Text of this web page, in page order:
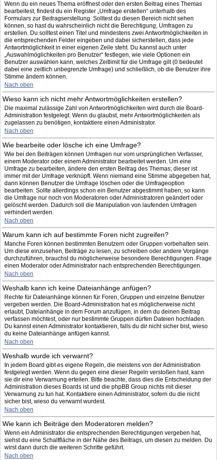
Wenn du ein neues Thema eröffnest oder den ersten Beitrag eines Themas
bearbeitest, findest du ein Register „Umfrage erstellen“ unterhalb des
Formulars zur Beitragserstellung. Solltest du diesen Bereich nicht sehen
können, so hast du wahrscheinlich nicht die Berechtigung, Umfragen zu
erstellen. Du solltest einen Titel und mindestens zwei Antwortmöglichkeiten in
die entsprechenden Felder eingeben und dabei sicherstellen, dass jede
Antwortmöglichkeit in einer eigenen Zeile steht. Du kannst auch unter
„Auswahlmöglichkeiten pro Benutzer“ festlegen, wie viele Optionen ein
Benutzer auswählen kann, welches Zeitlimit für die Umfrage gilt (0 bedeutet
dabei eine zeitlich unbegrenzte Umfrage) und schließlich, ob die Benutzer ihre
Stimme ändern können.
Nach oben
Wieso kann ich nicht mehr Antwortmöglichkeiten erstellen?
Die maximal zulässige Zahl von Antwortmöglichkeiten wird durch die Board-
Administration festgelegt. Wenn du glaubst, mehr Antwortmöglichkeiten als
zugelassen zu benötigen, kontaktiere einen Administrator.
Nach oben
Wie bearbeite oder lösche ich eine Umfrage?
Wie bei den Beiträgen können Umfragen nur vom ursprünglichen Verfasser,
einem Moderator oder einem Administrator bearbeitet werden. Um eine
Umfrage zu bearbeiten, ändere den ersten Beitrag des Themas; dieser ist
immer mit der Umfrage verknüpft. Wenn niemand eine Stimme abgegeben hat,
dann können Benutzer die Umfrage löschen oder die Umfrageoption
bearbeiten. Sollte allerdings schon ein Benutzer abgestimmt haben, so kann
die Umfrage nur noch von Moderatoren oder Administratoren geändert oder
gelöscht werden. Dadurch soll die Manipulation von laufenden Umfragen
verhindert werden.
Nach oben
Warum kann ich auf bestimmte Foren nicht zugreifen?
Manche Foren können bestimmten Benutzern oder Gruppen vorbehalten sein.
Um diese einzusehen, Beiträge zu lesen, zu schreiben oder andere Vorgänge
durchzuführen, brauchst du möglicherweise besondere Berechtigungen. Frage
einen Moderator oder Administrator nach entsprechenden Berechtigungen.
Nach oben
Weshalb kann ich keine Dateianhänge anfügen?
Rechte für Dateianhänge können für Foren, Gruppen und einzelne Benutzer
vergeben werden. Die Board-Administration hat es möglicherweise nicht
erlaubt, Dateianhänge in dem Forum anzufügen, in dem du deinen Beitrag
verfassen möchtest, oder nur bestimmte Gruppen dürfen Dateien hochladen.
Du kannst einen Administrator kontaktieren, falls du dir nicht sicher bist, wieso
du keine Dateianhänge anfügen kannst.
Nach oben
Weshalb wurde ich verwarnt?
In jedem Board gibt es eigene Regeln, die meistens von der Administration
festgelegt werden. Wenn du gegen eine dieser Regeln verstoßen hast, kann
sie dir eine Verwarnung erteilen. Bitte beachte, dass dies die Entscheidung der
Administration dieses Boards ist und die phpBB Group nichts mit dieser
Verwarnung zu tun hat. Kontaktiere einen Administrator, sofern du die nicht
sicher bist, wieso du verwarnt wurdest.
Nach oben
Wie kann ich Beiträge den Moderatoren melden?
Wenn ein Administrator die entsprechenden Berechtigungen vergeben hat,
siehst du eine Schaltfläche in der Nähe des Beitrags, um diesen zu melden. Du
wirst dann durch die weiteren Schritte geführt.
Nach oben